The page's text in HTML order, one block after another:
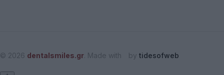
© 2026 dentalsmiles.gr . Made with by tidesofweb